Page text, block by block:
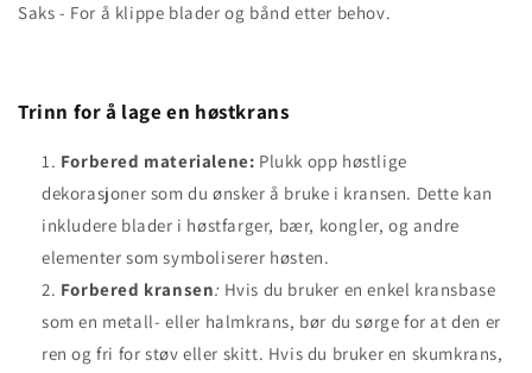
Saks - For å klippe blader og bånd etter behov.
Trinn for å lage en høstkrans
Forbered materialene: Plukk opp høstlige
dekorasjoner som du ønsker å bruke i kransen. Dette kan
inkludere blader i høstfarger, bær, kongler, og andre
elementer som symboliserer høsten.
Forbered kransen: Hvis du bruker en enkel kransbase
som en metall- eller halmkrans, bør du sørge for at den er
ren og fri for støv eller skitt. Hvis du bruker en skumkrans,